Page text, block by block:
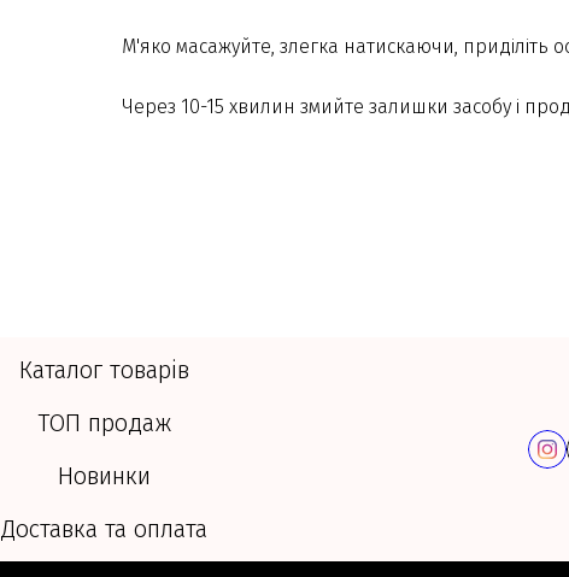
М'яко масажуйте, злегка натискаючи, приділіть
Через 10-15 хвилин змийте залишки засобу і
Каталог товарів
ТОП продаж
Новинки
Доставка та оплата